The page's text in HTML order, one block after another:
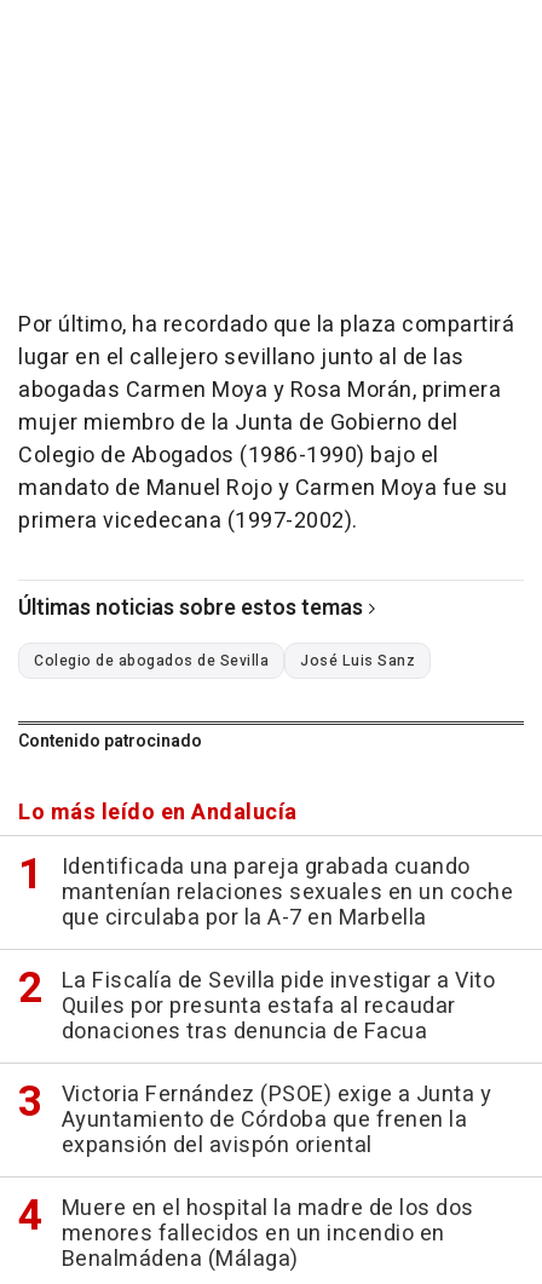
Por último, ha recordado que la plaza compartirá
lugar en el callejero sevillano junto al de las
abogadas Carmen Moya y Rosa Morán, primera
mujer miembro de la Junta de Gobierno del
Colegio de Abogados (1986-1990) bajo el
mandato de Manuel Rojo y Carmen Moya fue su
primera vicedecana (1997-2002).
Últimas noticias sobre estos temas
Colegio de abogados de Sevilla José Luis Sanz
Contenido patrocinado
Lo más leído en Andalucía
Identificada una pareja grabada cuando
mantenían relaciones sexuales en un coche
que circulaba por la A-7 en Marbella
La Fiscalía de Sevilla pide investigar a Vito
Quiles por presunta estafa al recaudar
donaciones tras denuncia de Facua
Victoria Fernández (PSOE) exige a Junta y
Ayuntamiento de Córdoba que frenen la
expansión del avispón oriental
Muere en el hospital la madre de los dos
menores fallecidos en un incendio en
Benalmádena (Málaga)